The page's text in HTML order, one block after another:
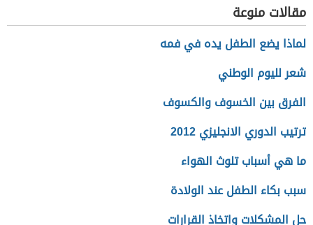
مقالات منوعة
لماذا يضع الطفل يده في فمه
شعر لليوم الوطني
الفرق بين الخسوف والكسوف
ترتيب الدوري الانجليزي 2012
ما هي أسباب تلوث الهواء
سبب بكاء الطفل عند الولادة
حل المشكلات واتخاذ القرارات